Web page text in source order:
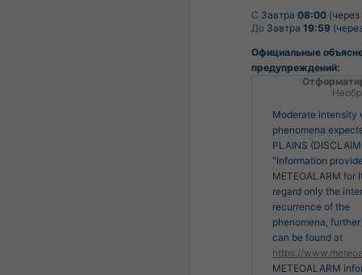
С Завтра 08:00
До Завтра 19:59
Официальные
предупреждений:
Moderate intensity
phenomena
PLAINS
"Information
METEOALARM for
regard only the
recurrence of the
phenomena,
can be found at
https://
METEOALARM